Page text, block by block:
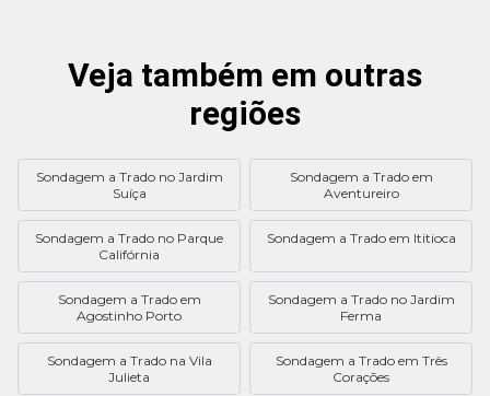
Veja também em outras
regiões
Sondagem a Trado no Jardim
Suíça
Sondagem a Trado em
Aventureiro
Sondagem a Trado no Parque
Califórnia
Sondagem a Trado em Ititioca
Sondagem a Trado em
Agostinho Porto
Sondagem a Trado no Jardim
Ferma
Sondagem a Trado na Vila
Julieta
Sondagem a Trado em Três
Corações